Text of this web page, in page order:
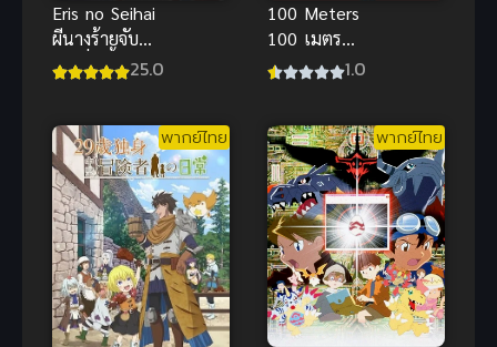
Eris no Seihai
ผีนางร้ายจับคู่
สาวซื่อ รื้อคดี25.0
100 Meters
100 เมตร
พากย์ไทย ซับ
1.0
พากย์ไทย พากย์ไทย